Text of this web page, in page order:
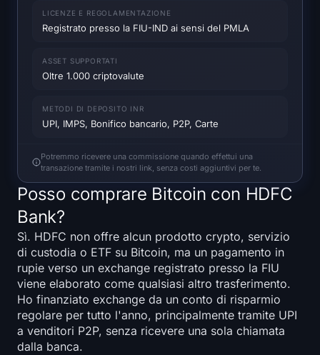
Dominanza Bitcoin
Indice di Paura e Avidità
Mappa termica RSI
Funding Rates
Open Interest
Valore Totale Bloccato
Rainbow Chart
Conto alla rovescia dell'halving
Tracciatore gas di ETH
LICENZE E REGOLAMENTAZIONE
Registrato presso la FIU-IND ai sensi del PMLA
ASSET SUPPORTATI
Oltre 1.000 criptovalute
METODI DI DEPOSITO INR
UPI, IMPS, Bonifico bancario, P2P, Carte
Potremmo ricevere una commissione quando effettui una
transazione tramite i nostri link, senza costi aggiuntivi per te.
Posso comprare Bitcoin con HDFC
Bank?
Sì. HDFC non offre alcun prodotto crypto, servizio
di custodia o ETF su Bitcoin, ma un pagamento in
rupie verso un exchange registrato presso la FIU
viene elaborato come qualsiasi altro trasferimento.
Ho finanziato exchange da un conto di risparmio
regolare per tutto l'anno, principalmente tramite UPI
a venditori P2P, senza ricevere una sola chiamata
dalla banca.